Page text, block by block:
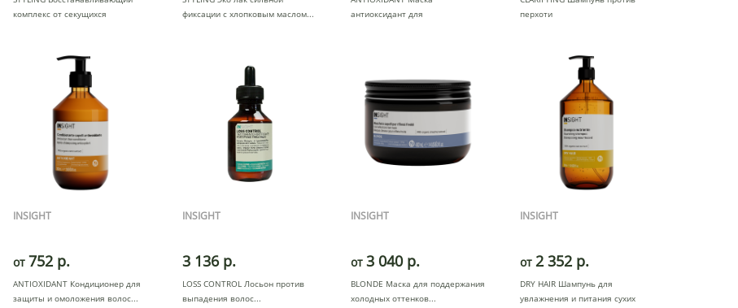
комплекс от секущихся
фиксации с хлопковым маслом
антиоксидант для
перхоти
INSIGHT
от 752 р.
ANTIOXIDANT Кондиционер для
защиты и омоложения волос
INSIGHT
3 136 р.
LOSS CONTROL Лосьон против
выпадения волос
INSIGHT
от 3 040 р.
BLONDE Маска для поддержания
холодных оттенков
INSIGHT
от 2 352 р.
DRY HAIR Шампунь для
увлажнения и питания сухих